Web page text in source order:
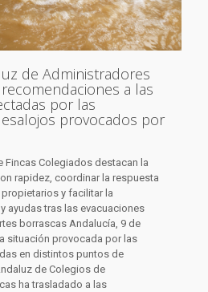
de Administradores
a las
por las
provocados por
Colegiados destacan la
rapidez, coordinar la respuesta
y facilitar la
ayudas tras las evacuaciones
borrascas Andalucía, 9 de
situación provocada por las
en distintos puntos de
de Colegios de
ha trasladado a las